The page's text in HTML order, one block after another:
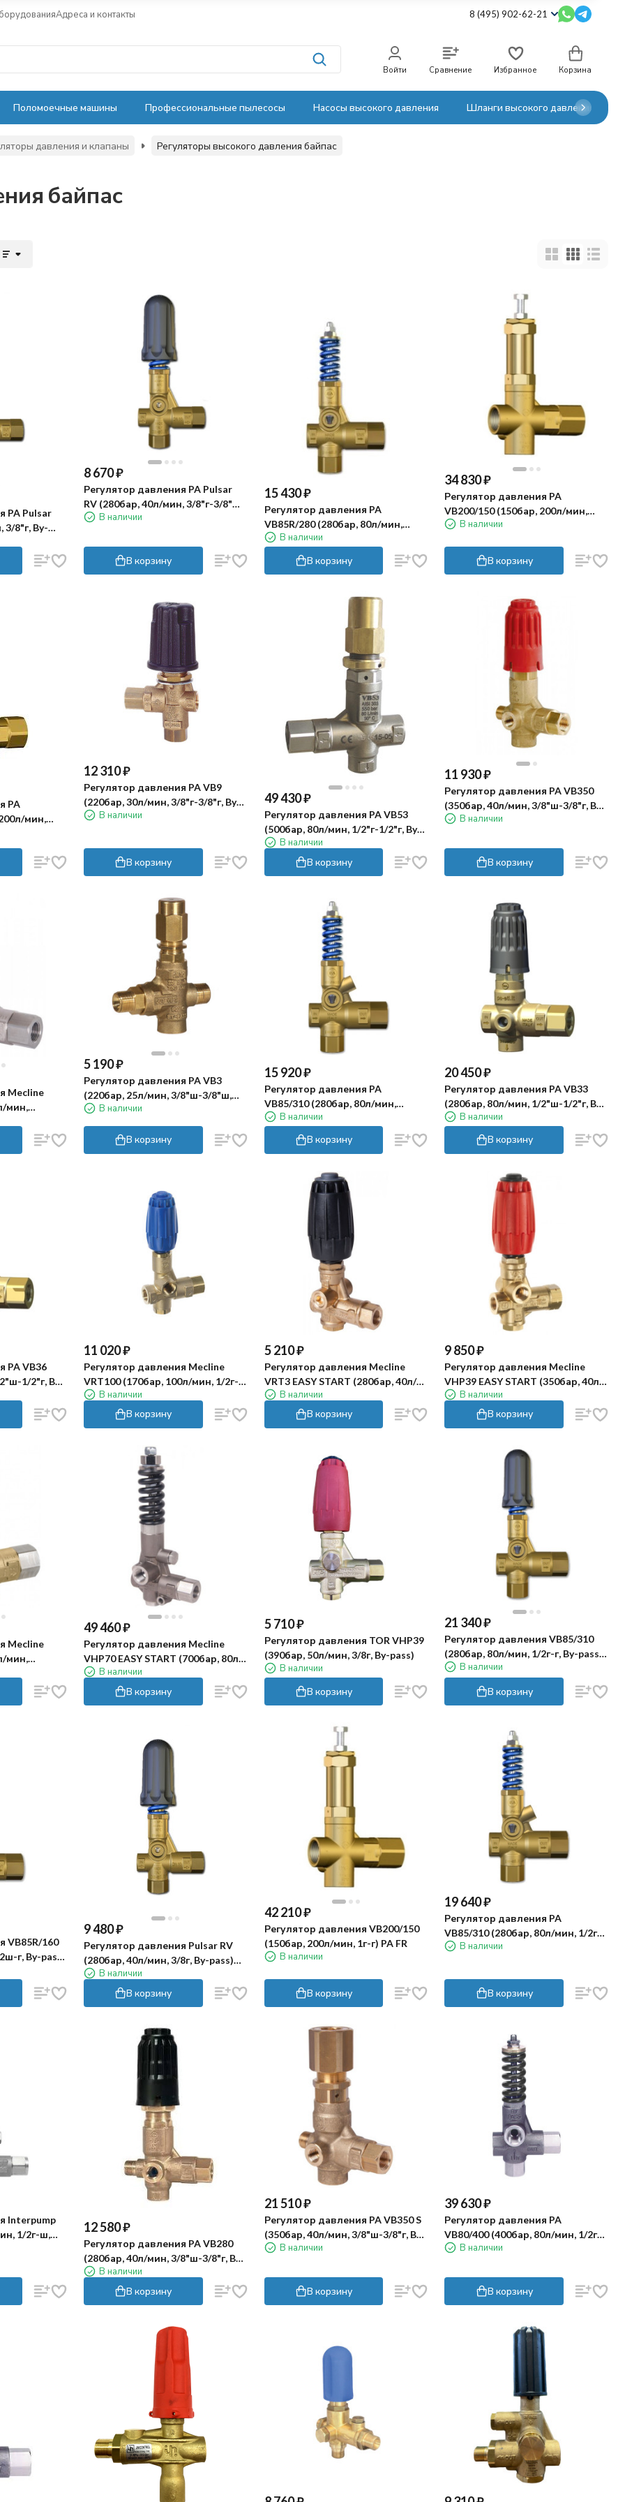
Адреса и контакты 8 (495) 902-62-21
Войти Сравнение Избранное Корзина
Поломоечные машины Профессиональные пылесосы Насосы высокого давления Шланги высокого давления
давления и клапаны Регуляторы высокого давления байпас
байпас
PA Pulsar
3/8"г, By-
8 670₽
Регулятор давления PA Pulsar
RV (280бар, 40л/мин, 3/8"г-3/8"ш,
By-pass 3/8"г)
В наличии
В корзину
15 430₽
Регулятор давления PA
VB85R/280 (280бар, 80л/мин,
1/2г-1/2г, By-pass 1/2г)
В наличии
В корзину
34 830₽
Регулятор давления PA
VB200/150 (150бар, 200л/мин,
1"г-1"г)
В наличии
В корзину
PA
мин,
12 310₽
Регулятор давления PA VB9
(220бар, 30л/мин, 3/8"г-3/8"г, By-
pass 3/8"г)
В наличии
В корзину
49 430₽
Регулятор давления PA VB53
(500бар, 80л/мин, 1/2"г-1/2"г, By-
pass 1/2"г, нерж)
В наличии
В корзину
11 930₽
Регулятор давления PA VB350
(350бар, 40л/мин, 3/8"ш-3/8"г, By-
pass 1/2"г)
В наличии
В корзину
Mecline
мин,
5 190₽
Регулятор давления PA VB3
(220бар, 25л/мин, 3/8"ш-3/8"ш,
By-pass 3/8"г)
В наличии
В корзину
15 920₽
Регулятор давления PA
VB85/310 (280бар, 80л/мин,
1/2"г-1/2"г, By-pass)
В наличии
В корзину
20 450₽
Регулятор давления PA VB33
(280бар, 80л/мин, 1/2"ш-1/2"г, By-
pass 1/2"г)
В наличии
В корзину
PA VB36
1/2"г, By-
1/4"г)
11 020₽
Регулятор давления Mecline
VRT100 (170бар, 100л/мин, 1/2г-
"г, By-pass 1/2г)
В наличии
В корзину
5 210₽
Регулятор давления Mecline
VRT3 EASY START (280бар, 40л/
мин, 3/8"г-3/8"г, By-pass 3/8"г)
В наличии
В корзину
9 850₽
Регулятор давления Mecline
VHP39 EASY START (350бар, 40л/
мин, 3/8г-г, By-pass 3/8г)
В наличии
В корзину
Mecline
мин,
лат)
49 460₽
Регулятор давления Mecline
VHP70 EASY START (700бар, 80л/
мин, 1/2г-г, By-pass 1/2г, нерж)
В наличии
В корзину
5 710₽
Регулятор давления TOR VHP39
(390бар, 50л/мин, 3/8г, By-pass)
В наличии
В корзину
21 340₽
Регулятор давления VB85/310
(280бар, 80л/мин, 1/2г-г, By-pass
1/2г) PA FR
В наличии
В корзину
VB85R/160
г, By-pass
9 480₽
Регулятор давления Pulsar RV
(280бар, 40л/мин, 3/8г, By-pass)
PA FRВ наличии
В корзину
42 210₽
Регулятор давления VB200/150
(150бар, 200л/мин, 1г-г) PA FR
В наличии
В корзину
19 640₽
Регулятор давления PA
VB85/310 (280бар, 80л/мин, 1/2г-г,
By-pass)
В наличии
В корзину
Interpump
1/2г-ш,
12 580₽
Регулятор давления PA VB280
(280бар, 40л/мин, 3/8"ш-3/8"г, By-
pass 1/2"г)
В наличии
В корзину
21 510₽
Регулятор давления PA VB350 S
(350бар, 40л/мин, 3/8"ш-3/8"г, By-
pass 1/2"г)
В наличии
В корзину
39 630₽
Регулятор давления PA
VB80/400 (400бар, 80л/мин, 1/2г-г,
By-pass 1/2г)
В наличии
В корзину